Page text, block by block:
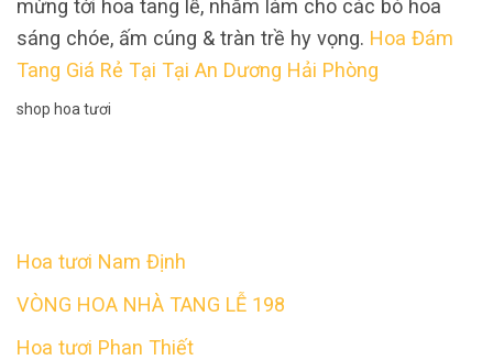
mừng tới hoa tang lễ, nhằm làm cho các bó hoa
sáng chóe, ấm cúng & tràn trề hy vọng. Hoa Đám
Tang Giá Rẻ Tại Tại An Dương Hải Phòng
shop hoa tươi
Hoa tươi Nam Định
VÒNG HOA NHÀ TANG LỄ 198
Hoa tươi Phan Thiết